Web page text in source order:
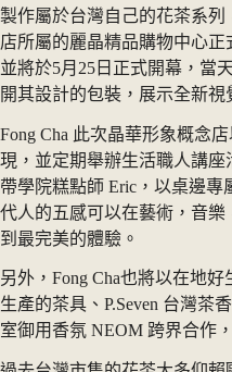
製作屬於台灣自己的花茶系
店所屬的麗晶精品購物中心
並將於5月25日正式開幕，當
開其設計的包裝，展示全新視
Fong Cha 此次晶華形象概念
現，並定期舉辦生活職人講
帶學院糕點師 Eric，以桌邊專
代人的五感可以在藝術，音
到最完美的體驗。
另外，Fong Cha也將以在地
生產的茶具、P.Seven 台灣茶
室御用香氛 NEOM 跨界合作